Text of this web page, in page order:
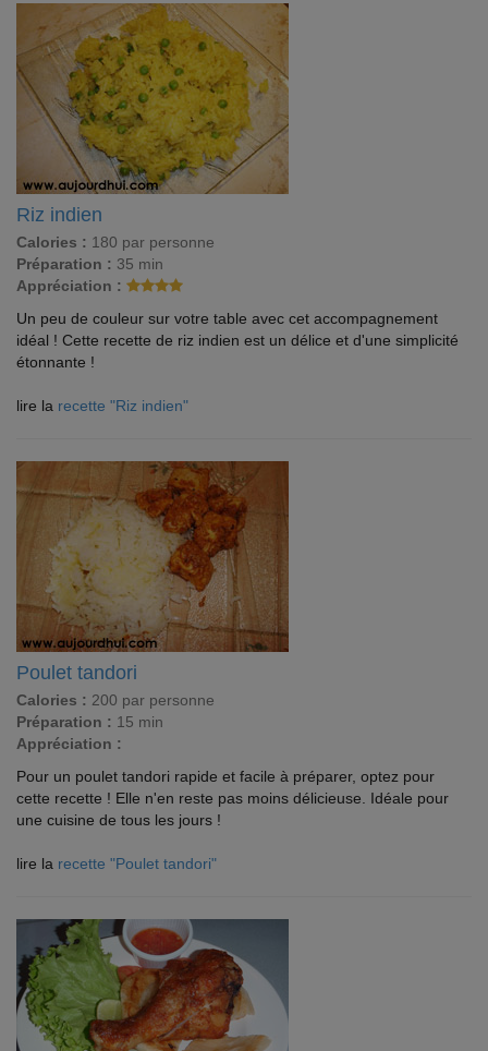
Riz indien
Calories : 180 par personne
Préparation : 35 min
Appréciation :
Un peu de couleur sur votre table avec cet accompagnement
idéal ! Cette recette de riz indien est un délice et d'une simplicité
étonnante !
lire la recette "Riz indien"
Poulet tandori
Calories : 200 par personne
Préparation : 15 min
Appréciation :
Pour un poulet tandori rapide et facile à préparer, optez pour
cette recette ! Elle n'en reste pas moins délicieuse. Idéale pour
une cuisine de tous les jours !
lire la recette "Poulet tandori"